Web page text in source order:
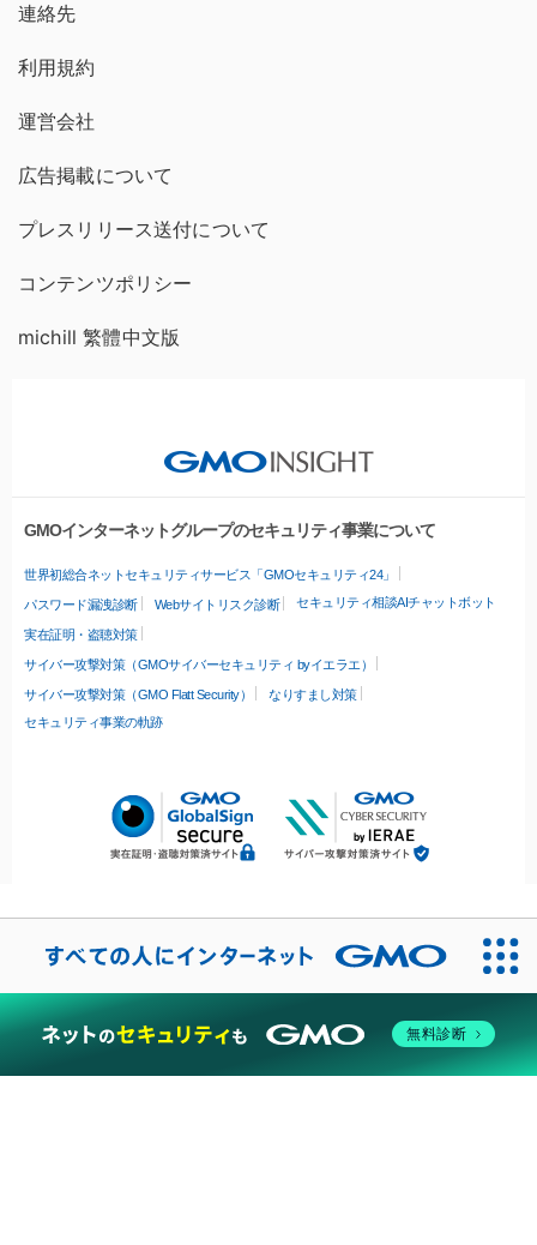
連絡先
利用規約
運営会社
広告掲載について
プレスリリース送付について
コンテンツポリシー
michill 繁體中文版
GMOインターネットグループのセキュリティ事業について
世界初総合ネットセキュリティサービス「GMOセキュリティ24」
パスワード漏洩診断 Webサイトリスク診断 セキュリティ相談AIチャットボット
実在証明・盗聴対策
サイバー攻撃対策（GMOサイバーセキュリティ byイエラエ）
サイバー攻撃対策（GMO Flatt Security）
なりすまし対策
セキュリティ事業の軌跡
無料診断